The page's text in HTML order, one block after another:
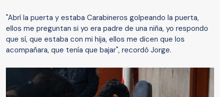
"Abrí la puerta y estaba Carabineros golpeando la puerta,
ellos me preguntan si yo era padre de una niña, yo respondo
que sí, que estaba con mi hija, ellos me dicen que los
acompañara, que tenía que bajar", recordó Jorge.